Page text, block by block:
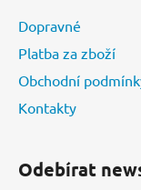
Dopravné
Platba za zboží
Obchodní
Kontakty
Odebírat